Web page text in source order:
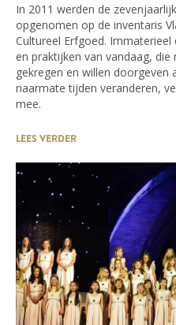
In 2011 werden de
opgenomen op de inventaris
Cultureel Erfgoed.
en praktijken van vandaag,
gekregen en willen doorgeven
naarmate tijden veranderen,
mee.
LEES VERDER